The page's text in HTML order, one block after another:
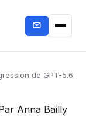
de GPT-5.6
Anna Bailly